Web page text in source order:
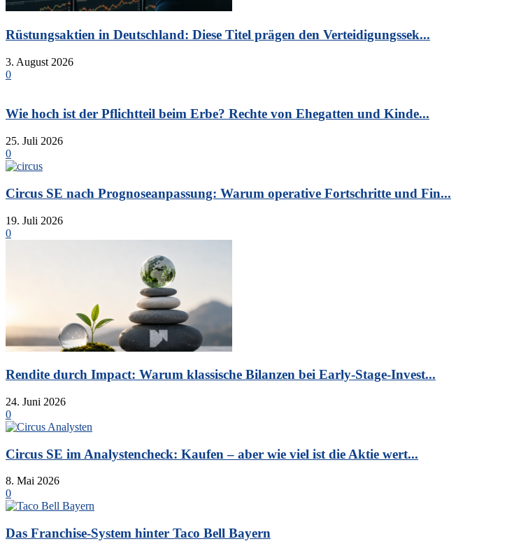
Rüstungsaktien in Deutschland: Diese Titel prägen den Verteidigungssek...
3. August 2026
0
Wie hoch ist der Pflichtteil beim Erbe? Rechte von Ehegatten und Kinde...
25. Juli 2026
0
Circus SE nach Prognoseanpassung: Warum operative Fortschritte und Fin...
19. Juli 2026
0
Rendite durch Impact: Warum klassische Bilanzen bei Early-Stage-Invest...
24. Juni 2026
0
Circus SE im Analystencheck: Kaufen – aber wie viel ist die Aktie wert...
8. Mai 2026
0
Das Franchise-System hinter Taco Bell Bayern